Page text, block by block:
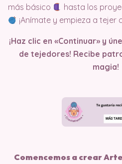
más básico
hasta los
¡Anímate y empieza a tejer
¡Haz clic en «Continuar» y
de tejedores! Recibe
magia!
Comencemos a crear